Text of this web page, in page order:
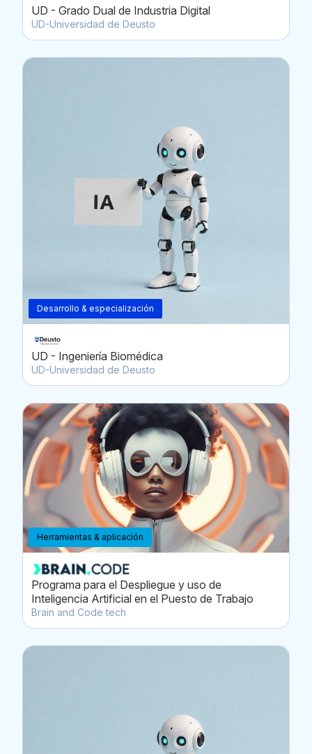
UD - Grado Dual de Industria Digital
UD-Universidad de Deusto
Desarrollo & especialización
UD - Ingeniería Biomédica
UD-Universidad de Deusto
Herramientas & aplicación
Programa para el Despliegue y uso de
Inteligencia Artificial en el Puesto de Trabajo
Brain and Code tech